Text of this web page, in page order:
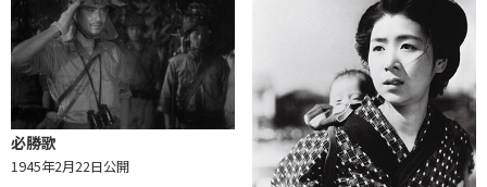
必勝歌
1945年2月22日公開